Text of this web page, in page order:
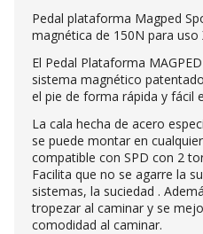
Pedal plataforma Magped
magnética de 150N para uso
El Pedal Plataforma
sistema magnético
el pie de forma rápida y fácil
La cala hecha de acero
se puede montar en
compatible con SPD con 2
Facilita que no se agarre la
sistemas, la suciedad .
tropezar al caminar y se
comodidad al caminar.